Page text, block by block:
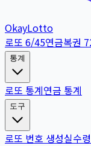
OkayLotto
로또 6/45연금복권
통계
로또 통계연금 통계
도구
로또 번호 생성실수